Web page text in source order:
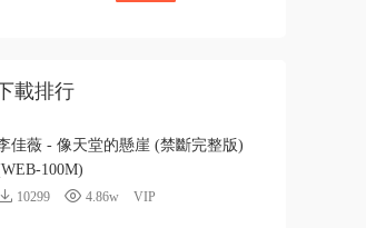
載排行
佳薇 - 像天堂的懸崖 (禁斷完整版)
100M)
10299 4.86w VIP